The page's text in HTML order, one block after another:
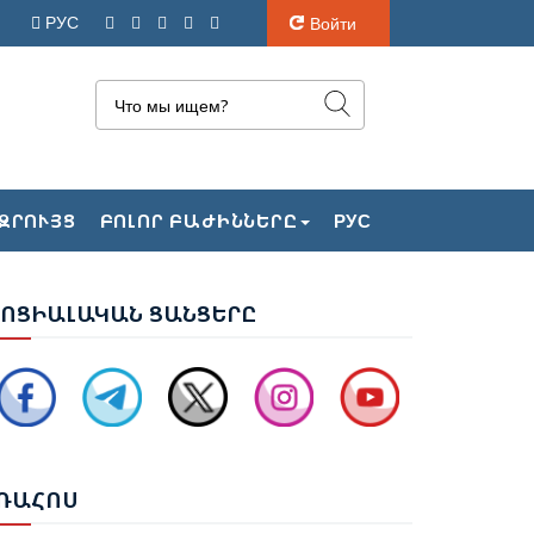
РУС Войти
ԲՈԼՈՐ ԲԱԺԻՆՆԵՐԸ РУС
ԻԱԼԱԿԱՆ ՑԱՆՑԵՐԸ
ՀՈՍ
ԱԳ ՆԱԽԱՐԱՐ ՋԵՅՀՈՒՆ
ՊԱՇՏՈՆԱԿԱՆ ԱՅՑՈՎ
Է ՈՒԿՐԱԻՆԱ
ԿԱՅԱՑԵԼ Է ԱՆԻԻ ԿԱՄՐՋԻ
ՀԱՐՑԵՐՈՎ ՀԱՅԱՍՏԱՆ-
ԱՇԽԱՏԱՆՔԱՅԻՆ ԽՄԲԻ
Է ՀՀ ԿԱՌԱՎԱՐՈՒԹՅԱՆ 2026–